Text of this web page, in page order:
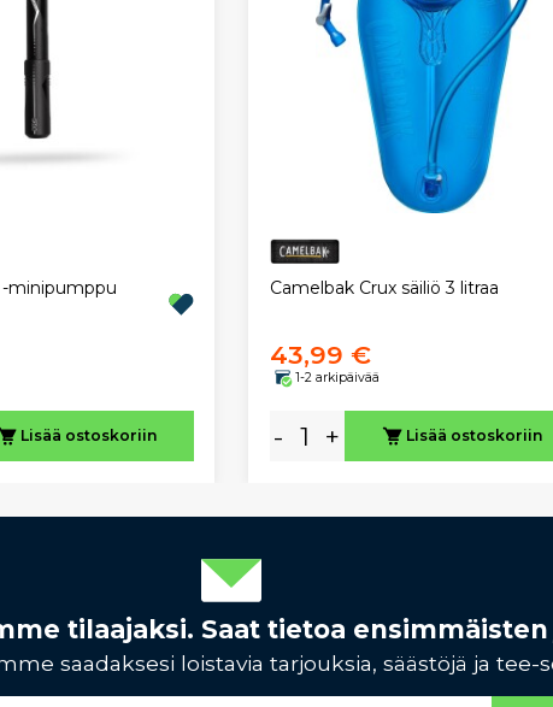
minipumppu
Lisää ostoskoriin
Camelbak Crux säiliö 3 litraa
43,99 €
1-2 arkipäivää
- + Lisää ostoskoriin
tilaajaksi. Saat tietoa ensimmäisten
saadaksesi loistavia tarjouksia, säästöjä ja tee-